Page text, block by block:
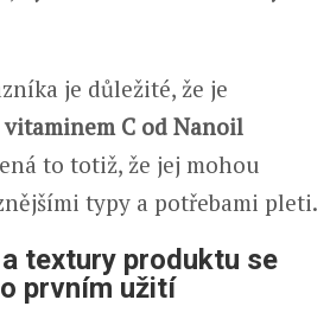
je důležité, že je
C od Nanoil
to totiž, že jej mohou
typy a potřebami pleti.
textury produktu se
prvním užití